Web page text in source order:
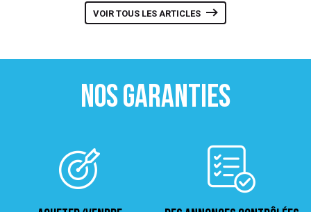
VOIR TOUS LES ARTICLES
NOS GARANTIES